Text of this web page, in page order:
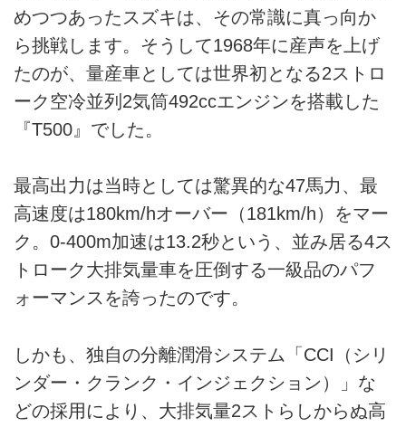
めつつあったスズキは、その常識に真っ向か
ら挑戦します。そうして1968年に産声を上げ
たのが、量産車としては世界初となる2ストロ
ーク空冷並列2気筒492ccエンジンを搭載した
『T500』でした。
最高出力は当時としては驚異的な47馬力、最
高速度は180km/hオーバー（181km/h）をマー
ク。0-400m加速は13.2秒という、並み居る4ス
トローク大排気量車を圧倒する一級品のパフ
ォーマンスを誇ったのです。
しかも、独自の分離潤滑システム「CCI（シリ
ンダー・クランク・インジェクション）」な
どの採用により、大排気量2ストらしからぬ高